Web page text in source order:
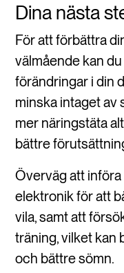
Dina nästa
För att förbättra
välmående kan
förändringar i din
minska intaget av
mer näringstäta
bättre
Överväg att
elektronik för att
vila, samt att
träning, vilket kan
och bättre sömn.